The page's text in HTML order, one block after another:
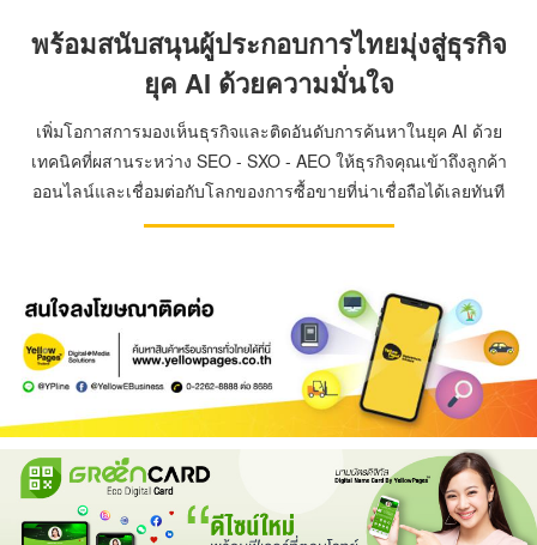
พร้อมสนับสนุนผู้ประกอบการไทยมุ่งสู่ธุรกิจ
ยุค AI ด้วยความมั่นใจ
เพิ่มโอกาสการมองเห็นธุรกิจและติดอันดับการค้นหาในยุค AI ด้วย
เทคนิคที่ผสานระหว่าง SEO - SXO - AEO ให้ธุรกิจคุณเข้าถึงลูกค้า
ออนไลน์และเชื่อมต่อกับโลกของการซื้อขายที่น่าเชื่อถือได้เลยทันที